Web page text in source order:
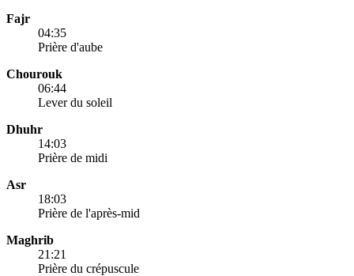
Fajr
04:35
Prière d'aube
Chourouk
06:44
Lever du soleil
Dhuhr
14:03
Prière de midi
Asr
18:03
Prière de l'après-mid
Maghrib
21:21
Prière du crépuscule